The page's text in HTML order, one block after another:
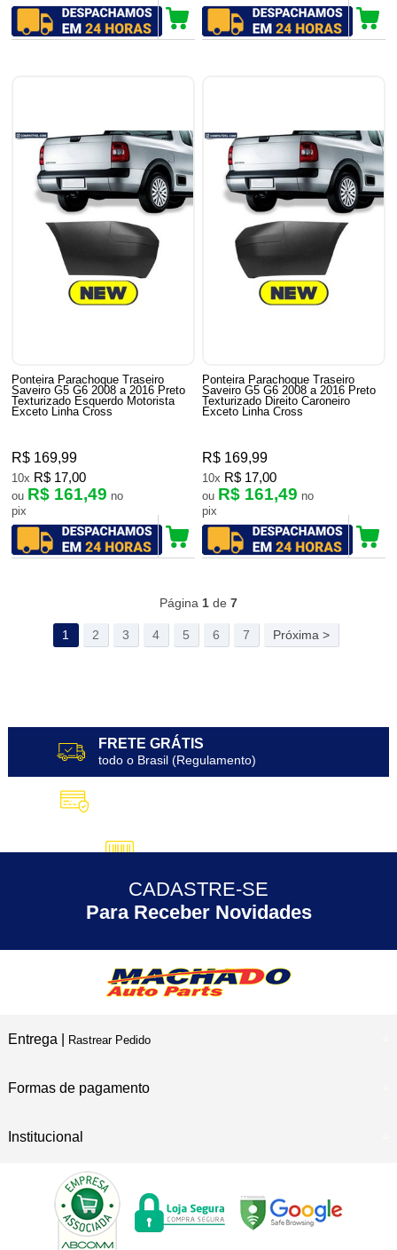
Ponteira Parachoque Traseiro
Saveiro G5 G6 2008 a 2016 Preto
Texturizado Esquerdo Motorista
Exceto Linha Cross
R$ 169,99
10x R$ 17,00
ou R$ 161,49 no
pix
Ponteira Parachoque Traseiro
Saveiro G5 G6 2008 a 2016 Preto
Texturizado Direito Caroneiro
Exceto Linha Cross
R$ 169,99
10x R$ 17,00
ou R$ 161,49 no
pix
Página 1de 7
1 2 3 4 5 6 7 Próxima >
FRETE GRÁTIS
todo o Brasil (Regulamento)
5% DESCONTO no Pix
30 ANOS
CADASTRE-SE
Para Receber Novidades
Entrega | Rastrear Pedido
Formas de pagamento
Institucional